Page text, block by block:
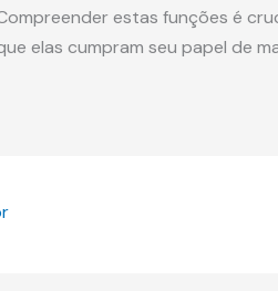
estas funções é
elas cumpram seu papel de